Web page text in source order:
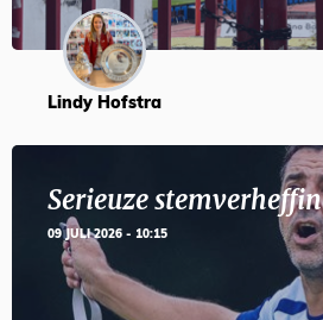
Lindy Hofstra
Serieuze
09 JULI 2026 - 10:15